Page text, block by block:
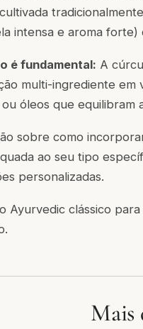
intensa e aroma
é fundamental: A
multi-ingrediente em
óleos que equilibram
sobre como
ao seu tipo
personalizadas.
Ayurvedic clássico
Mais